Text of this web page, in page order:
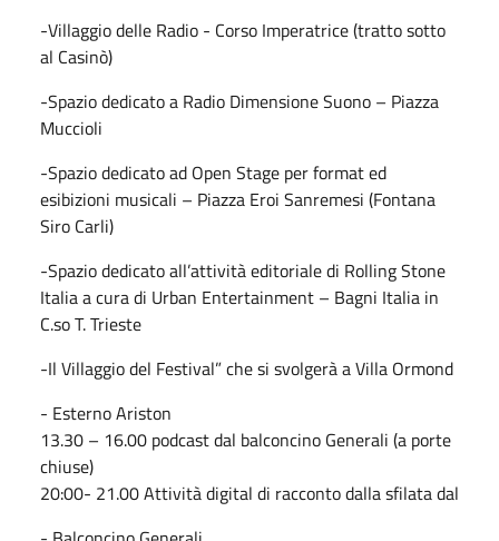
-Villaggio delle Radio - Corso Imperatrice (tratto sotto
al Casinò)
-Spazio dedicato a Radio Dimensione Suono – Piazza
Muccioli
-Spazio dedicato ad Open Stage per format ed
esibizioni musicali – Piazza Eroi Sanremesi (Fontana
Siro Carli)
-Spazio dedicato all’attività editoriale di Rolling Stone
Italia a cura di Urban Entertainment – Bagni Italia in
C.so T. Trieste
-Il Villaggio del Festival” che si svolgerà a Villa Ormond
- Esterno Ariston
13.30 – 16.00 podcast dal balconcino Generali (a porte
chiuse)
20:00- 21.00 Attività digital di racconto dalla sfilata dal